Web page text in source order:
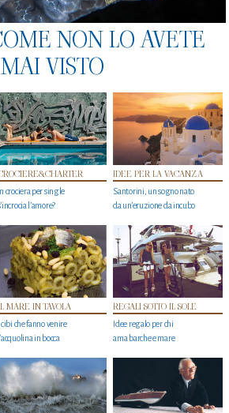
NON LO AVETE
MAI VISTO
crociera per single
l’amore?
IDEE PER LA VACANZA
Santorini, un sogno nato
da un’eruzione da incubo
MARE IN TAVOLA
I cibi che fanno venire
l’acquolina in bocca
REGALI SOTTO IL SOLE
Idee regalo per chi
ama barche e mare